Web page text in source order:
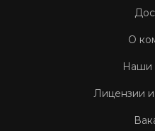
О
Наши
Лицензии